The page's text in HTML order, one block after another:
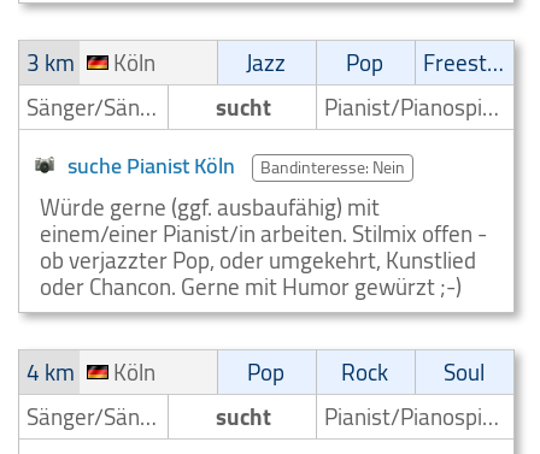
3 km
Köln Jazz Pop
Freestyle
Sänger/Sängerin
sucht Pianist/Pianospieler
suche Pianist Köln Bandinteresse: Nein
Würde gerne (ggf. ausbaufähig) mit
einem/einer Pianist/in arbeiten. Stilmix offen -
ob verjazzter Pop, oder umgekehrt, Kunstlied
oder Chancon. Gerne mit Humor gewürzt ;-)
4 km
Köln Pop Rock
Soul
Sänger/Sängerin
sucht Pianist/Pianospieler